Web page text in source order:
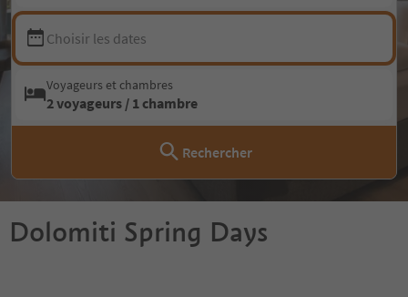
Choisir les dates
Voyageurs et chambres
2 voyageurs / 1 chambre
Rechercher
Dolomiti Spring Days